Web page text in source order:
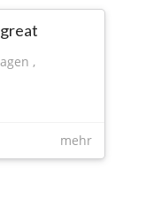
,
mehr